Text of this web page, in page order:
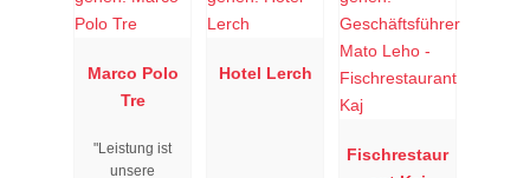
Marco Polo
Tre
"Leistung ist
unsere
Hotel Lerch
Fischrestaur